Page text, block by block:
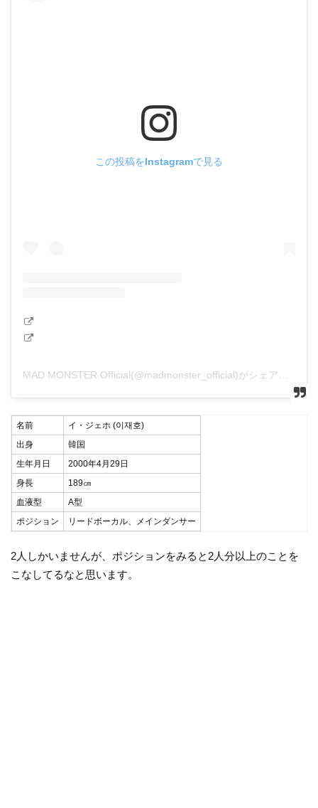
この投稿をInstagramで見る
名前
イ・ジェホ (이재호)
出身
韓国
生年月日
2000年4月29日
身長
189㎝
血液型
A型
ポジション
リードボーカル、メインダンサー
2人しかいませんが、ポジションをみると2人分以上のことを
こなしてるなと思います。